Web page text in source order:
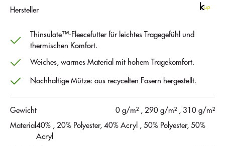
Hersteller
Thinsulate™-Fleecefutter für leichtes Tragegefühl und
thermischen Komfort.
Weiches, warmes Material mit hohem Tragekomfort.
Nachhaltige Mütze: aus recycelten Fasern hergestellt.
Gewicht 0 g/m² , 290 g/m² , 310 g/m²
Material 40% , 20% Polyester, 40% Acryl , 50% Polyester, 50%
Acryl